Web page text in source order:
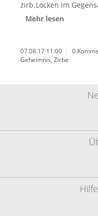
zirb.Locken im
Mehr lesen
07.08.17 11:00 0
Geheimnis, Zirbe